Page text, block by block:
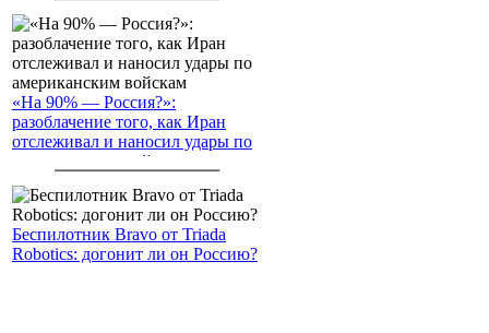
«На 90% — Россия?»:
разоблачение того, как Иран
отслеживал и наносил удары по
американским войскам
Беспилотник Bravo от Triada
Robotics: догонит ли он Россию?